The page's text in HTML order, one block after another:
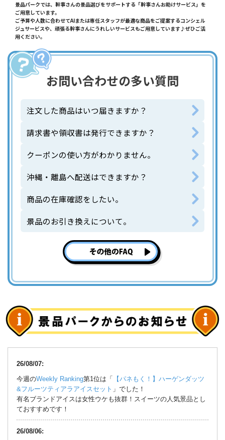
景品パークでは、幹事さんの景品選びをサポートする「幹事さんお助けサービス」を
ご用意しています。
ご予算や人数に合わせてAIまたは専任スタッフが最適な商品をご提案するコンシェル
ジュサービスや、頑張る幹事さんにうれしいサービスもご用意しています♪ぜひご活
用ください。
お問い合わせの多い質問
注文した商品はいつ届きますか？
請求書や領収書は発行できますか？
クーポンの使い方がわかりません。
沖縄・離島へ配送はできますか？
商品の在庫確認をしたい。
景品のお引き換えについて。
26/08/07:
今週のWeekly Ranking第1位は「
【パネもく！】ハーゲンダッツ
&フルーツティアラアイスセット 」でした！
有名ブランドアイスは女性ウケも抜群！スイーツの人気景品とし
ておすすめです！
26/08/06: